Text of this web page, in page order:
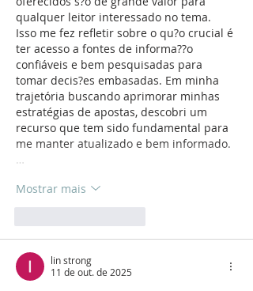
qualquer leitor interessado no tema.
Isso me fez refletir sobre o qu?o crucial é
ter acesso a fontes de informa??o
confiáveis e bem pesquisadas para
tomar decis?es embasadas. Em minha
trajetória buscando aprimorar minhas
estratégias de apostas, descobri um
recurso que tem sido fundamental para
me manter atualizado e bem informado.
…
Mostrar mais
lin strong
11 de out. de 2025